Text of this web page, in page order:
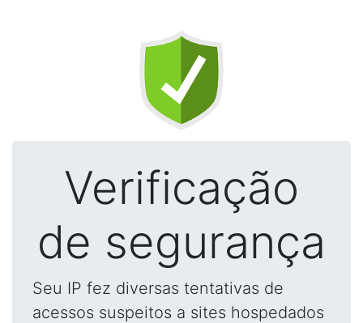
Verificação
de segurança
Seu IP fez diversas tentativas de
acessos suspeitos a sites hospedados